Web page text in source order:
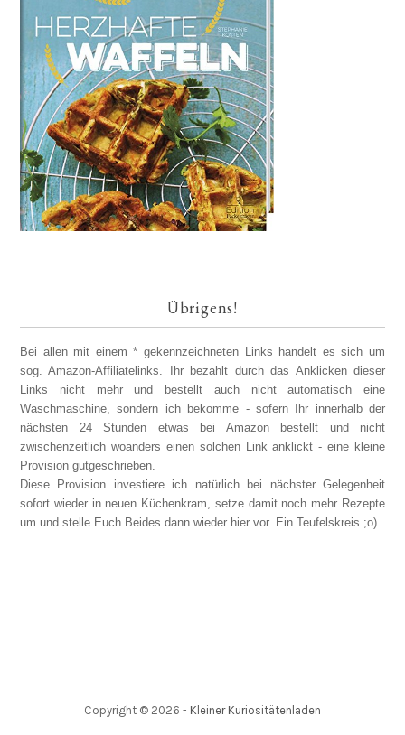
Übrigens!
Bei allen mit einem * gekennzeichneten Links handelt es sich um
sog. Amazon-Affiliatelinks. Ihr bezahlt durch das Anklicken dieser
Links nicht mehr und bestellt auch nicht automatisch eine
Waschmaschine, sondern ich bekomme - sofern Ihr innerhalb der
nächsten 24 Stunden etwas bei Amazon bestellt und nicht
zwischenzeitlich woanders einen solchen Link anklickt - eine kleine
Provision gutgeschrieben.
Diese Provision investiere ich natürlich bei nächster Gelegenheit
sofort wieder in neuen Küchenkram, setze damit noch mehr Rezepte
um und stelle Euch Beides dann wieder hier vor. Ein Teufelskreis ;o)
Copyright © 2026 - Kleiner Kuriositätenladen